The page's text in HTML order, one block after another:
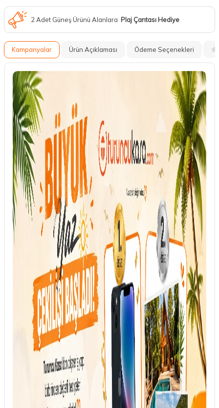
2 Adet Güneş Ürünü Alanlara Plaj Çantası Hediye
Kampanyalar Ürün Açıklaması Ödeme Seçenekleri